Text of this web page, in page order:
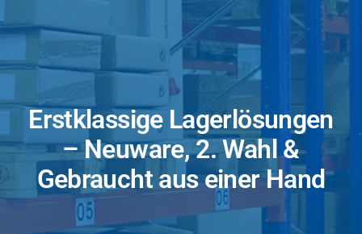
Erstklassige Lagerlösungen
– Neuware, 2. Wahl &
Gebraucht aus einer Hand